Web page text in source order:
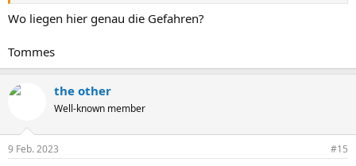
Wo liegen hier genau die Gefahren?
Tommes
the other
Well-known member
9 Feb. 2023 #15